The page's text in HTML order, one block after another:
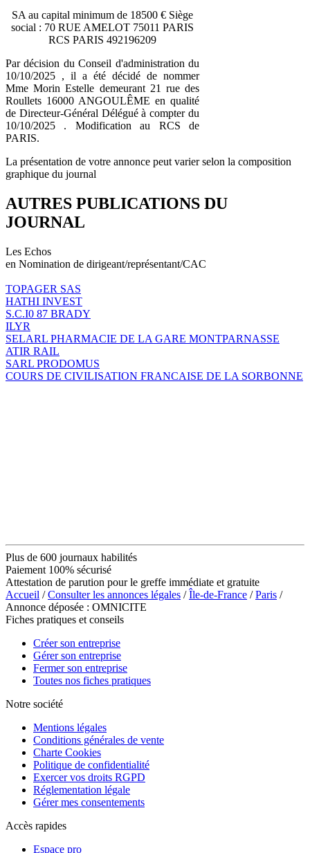
SA au capital minimum de 18500 € Siège
social : 70 RUE AMELOT 75011 PARIS
RCS PARIS 492196209
Par décision du Conseil d'administration du
10/10/2025 , il a été décidé de nommer
Mme Morin Estelle demeurant 21 rue des
Roullets 16000 ANGOULÊME en qualité
de Directeur-Général Délégué à compter du
10/10/2025 . Modification au RCS de
PARIS.
La présentation de votre annonce peut varier selon la composition
graphique du journal
AUTRES PUBLICATIONS DU
JOURNAL
Les Echos
en Nomination de dirigeant/représentant/CAC
TOPAGER SAS
HATHI INVEST
S.C.I0 87 BRADY
ILYR
SELARL PHARMACIE DE LA GARE MONTPARNASSE
ATIR RAIL
SARL PRODOMUS
COURS DE CIVILISATION FRANCAISE DE LA SORBONNE
Plus de 600 journaux habilités
Paiement 100% sécurisé
Attestation de parution pour le greffe immédiate et gratuite
Accueil /Consulter les annonces légales /Île-de-France /Paris /
Annonce déposée : OMNICITE
Fiches pratiques et conseils
Créer son entreprise
Gérer son entreprise
Fermer son entreprise
Toutes nos fiches pratiques
Notre société
Mentions légales
Conditions générales de vente
Charte Cookies
Politique de confidentialité
Exercer vos droits RGPD
Réglementation légale
Gérer mes consentements
Accès rapides
Espace pro